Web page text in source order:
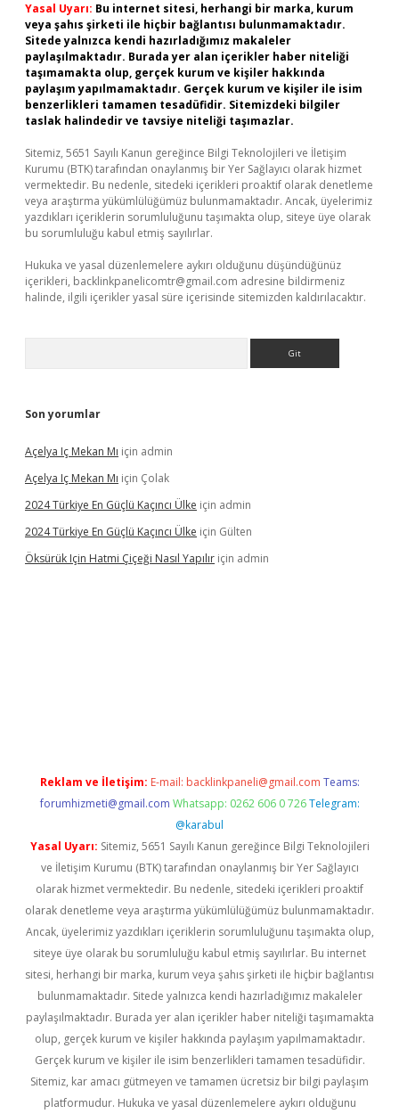
Yasal Uyarı: Bu internet sitesi, herhangi bir marka, kurum
veya şahıs şirketi ile hiçbir bağlantısı bulunmamaktadır.
Sitede yalnızca kendi hazırladığımız makaleler
paylaşılmaktadır. Burada yer alan içerikler haber niteliği
taşımamakta olup, gerçek kurum ve kişiler hakkında
paylaşım yapılmamaktadır. Gerçek kurum ve kişiler ile isim
benzerlikleri tamamen tesadüfidir. Sitemizdeki bilgiler
taslak halindedir ve tavsiye niteliği taşımazlar.
Sitemiz, 5651 Sayılı Kanun gereğince Bilgi Teknolojileri ve İletişim
Kurumu (BTK) tarafından onaylanmış bir Yer Sağlayıcı olarak hizmet
vermektedir. Bu nedenle, sitedeki içerikleri proaktif olarak denetleme
veya araştırma yükümlülüğümüz bulunmamaktadır. Ancak, üyelerimiz
yazdıkları içeriklerin sorumluluğunu taşımakta olup, siteye üye olarak
bu sorumluluğu kabul etmiş sayılırlar.
Hukuka ve yasal düzenlemelere aykırı olduğunu düşündüğünüz
içerikleri, backlinkpanelicomtr@gmail.com adresine bildirmeniz
halinde, ilgili içerikler yasal süre içerisinde sitemizden kaldırılacaktır.
Son yorumlar
Açelya Iç Mekan Mı için admin
Açelya Iç Mekan Mı için Çolak
2024 Türkiye En Güçlü Kaçıncı Ülke için admin
2024 Türkiye En Güçlü Kaçıncı Ülke için Gülten
Öksürük Için Hatmi Çiçeği Nasıl Yapılır için admin
Reklam ve İletişim: E-mail: backlinkpaneli@gmail.com Teams:
forumhizmeti@gmail.com Whatsapp: 0262 606 0 726 Telegram:
@karabul
Yasal Uyarı: Sitemiz, 5651 Sayılı Kanun gereğince Bilgi Teknolojileri
ve İletişim Kurumu (BTK) tarafından onaylanmış bir Yer Sağlayıcı
olarak hizmet vermektedir. Bu nedenle, sitedeki içerikleri proaktif
olarak denetleme veya araştırma yükümlülüğümüz bulunmamaktadır.
Ancak, üyelerimiz yazdıkları içeriklerin sorumluluğunu taşımakta olup,
siteye üye olarak bu sorumluluğu kabul etmiş sayılırlar. Bu internet
sitesi, herhangi bir marka, kurum veya şahıs şirketi ile hiçbir bağlantısı
bulunmamaktadır. Sitede yalnızca kendi hazırladığımız makaleler
paylaşılmaktadır. Burada yer alan içerikler haber niteliği taşımamakta
olup, gerçek kurum ve kişiler hakkında paylaşım yapılmamaktadır.
Gerçek kurum ve kişiler ile isim benzerlikleri tamamen tesadüfidir.
Sitemiz, kar amacı gütmeyen ve tamamen ücretsiz bir bilgi paylaşım
platformudur. Hukuka ve yasal düzenlemelere aykırı olduğunu